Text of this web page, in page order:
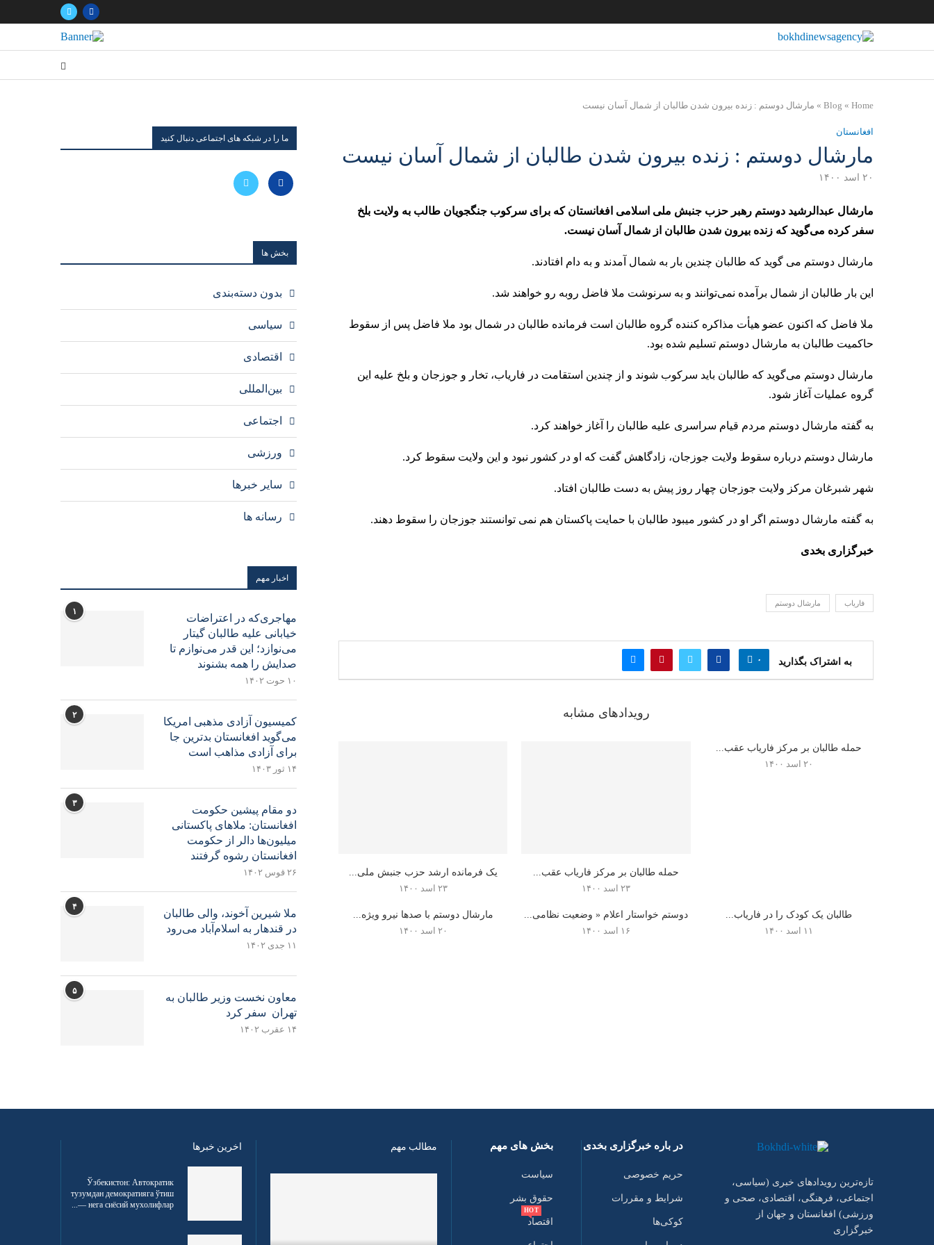
Home
»
Blog
» مارشال دوستم : زنده بیرون‌ شدن طالبان از شمال آسان نیست
افغانستان
مارشال دوستم : زنده بیرون‌ شدن طالبان از شمال آسان نیست
۲۰ اسد ۱۴۰۰
مارشال عبدالرشید دوستم رهبر حزب جنبش ملی اسلامی افغانستان که برای سرکوب ‏جنگجویان طالب به ولایت بلخ
سفر کرده می‌گوید که زنده بیرون‌ شدن طالبان از شمال آسان ‏نیست‎.‎
مارشال دوستم می گوید که طالبان چندین بار ‏به شمال آمدند و به دام افتادند.
این بار طالبان از شمال برآمده نمی‌توانند و به سرنوشت ملا فاضل روبه‌ رو خواهند شد.
ملا فاضل که اکنون عضو هیأت مذاکره‌ کننده گروه طالبان است فرمانده طالبان در شمال بود ملا فاضل پس از سقوط
حاکمیت طالبان به مارشال دوستم تسلیم شده بود.
مارشال دوستم می‌گوید که طالبان باید سرکوب شوند و از چندین استقامت در فاریاب، تخار و جوزجان و بلخ علیه این
گروه عملیات آغاز شود.
به گفته مارشال دوستم مردم قیام سراسری علیه طالبان را آغاز خواهند کرد.
مارشال دوستم درباره سقوط ولایت جوزجان، زادگاهش گفت که او در کشور نبود و این ولایت سقوط کرد.
شهر شبرغان مرکز ولایت جوزجان چهار روز پیش به دست طالبان افتاد.
به گفته مارشال دوستم اگر او در کشور میبود طالبان با حمایت پاکستان هم نمی‌ توانستند جوزجان را سقوط دهند.
خبرگزاری بخدی
فاریاب مارشال دوستم
به اشتراک بگذارید ۰
رویدادهای مشابه
یک فرمانده ارشد حزب جنبش ملی...
۲۳ اسد ۱۴۰۰
حمله‌ طالبان بر مرکز فاریاب عقب...
۲۳ اسد ۱۴۰۰
حمله طالبان بر مرکز فاریاب عقب...
۲۰ اسد ۱۴۰۰
مارشال دوستم با صدها نیرو ویژه...
۲۰ اسد ۱۴۰۰
دوستم خواستار اعلام « وضعیت نظامی...
۱۶ اسد ۱۴۰۰
طالبان یک کودک را در فاریاب...
۱۱ اسد ۱۴۰۰
ما را در شبکه های اجتماعی دنبال کنید
بخش ها
بدون دسته‌بندی
سیاسی
اقتصادی
بین‌المللی
اجتماعی
ورزشی
سایر خبرها
رسانه ها
اخبار مهم
۱
مهاجری‌که در اعتراضات
خیابانی علیه طالبان گیتار
می‌نوازد؛ این قدر می‌نوازم تا
صدایش را همه بشنوند
۱۰ حوت ۱۴۰۲
۲
کمیسیون آزادی مذهبی امریکا
می‌گوید افغانستان بدترین جا
برای آزادی مذاهب است
۱۴ ثور ۱۴۰۳
۳
دو مقام پیشین حکومت
افغانستان: ملاهای پاکستانی
میلیون‌ها دالر از حکومت
افغانستان رشوه گرفتند
۲۶ قوس ۱۴۰۲
۴
ملا شیرین آخوند، والی طالبان
در قندهار به اسلام‌آباد می‌رود
۱۱ جدی ۱۴۰۲
۵
معاون نخست وزیر طالبان به
تهران سفر کرد
۱۴ عقرب ۱۴۰۲
تازه‌ترین رویدادهای خبری (سیاسی،
اجتماعی، فرهنگی، اقتصادی، صحی و
ورزشی) افغانستان و جهان از
خبرگزاری
در باره خبرگزاری بخدی
حریم خصوصی
شرایط و مقررات
کوکی‌ها
بخش های مهم
سیاست
حقوق بشر
اقتصاد
HOT
مطالب مهم اخرین خبرها
Ўзбекистон: Автократик
тузумдан демократияга ўтиш
— нега сиёсий мухолифлар...